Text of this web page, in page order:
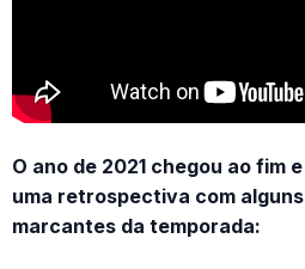
O ano de 2021 chegou ao fim
uma retrospectiva com
marcantes da temporada: